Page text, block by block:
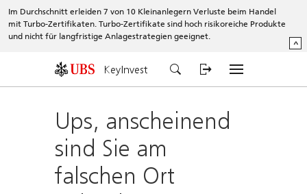
Im Durchschnitt erleiden 7 von 10 Kleinanlegern Verluste beim Handel
mit Turbo-Zertifikaten. Turbo-Zertifikate sind hoch risikoreiche Produkte
und nicht für langfristige Anlagestrategien geeignet.
^
KeyInvest
Ups, anscheinend
sind Sie am
falschen Ort